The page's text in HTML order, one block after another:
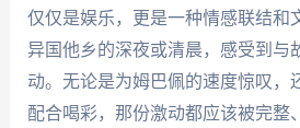
仅仅是娱乐，更是一种情感联结和
异国他乡的深夜或清晨，感受到与
动。无论是为姆巴佩的速度惊叹，
配合喝彩，那份激动都应该被完整